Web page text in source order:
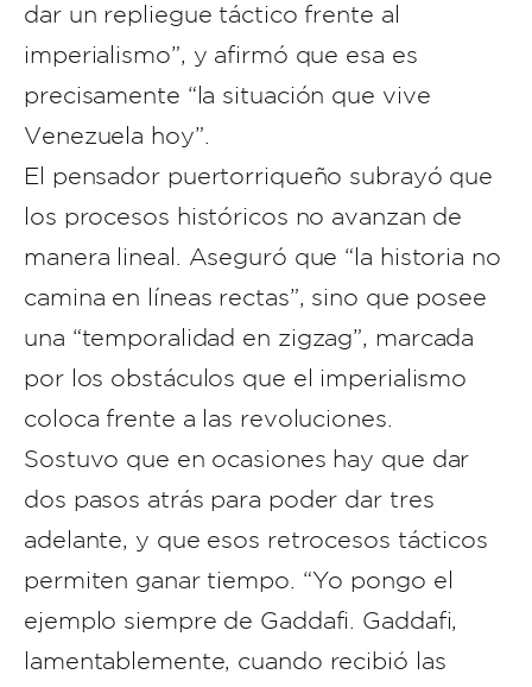
dar un repliegue táctico frente al
imperialismo”, y afirmó que esa es
precisamente “la situación que vive
Venezuela hoy”.
El pensador puertorriqueño subrayó que
los procesos históricos no avanzan de
manera lineal. Aseguró que “la historia no
camina en líneas rectas”, sino que posee
una “temporalidad en zigzag”, marcada
por los obstáculos que el imperialismo
coloca frente a las revoluciones.
Sostuvo que en ocasiones hay que dar
dos pasos atrás para poder dar tres
adelante, y que esos retrocesos tácticos
permiten ganar tiempo. “Yo pongo el
ejemplo siempre de Gaddafi. Gaddafi,
lamentablemente, cuando recibió las